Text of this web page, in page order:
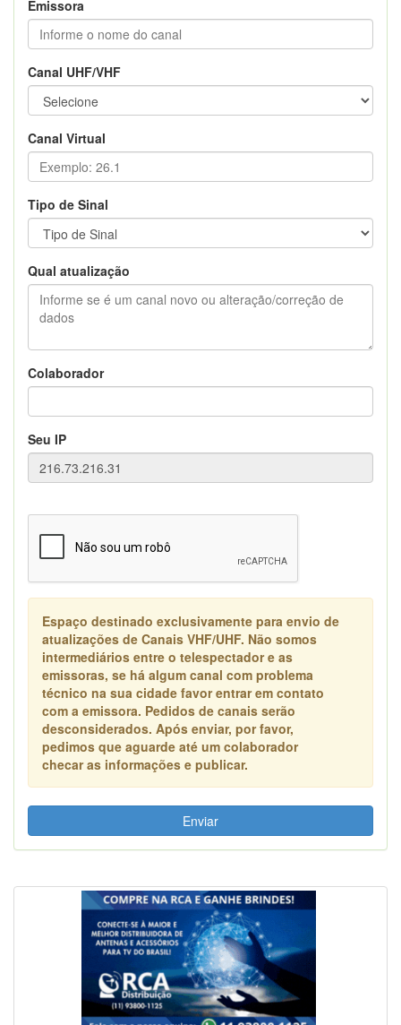
Emissora
Canal UHF/VHF
Canal Virtual
Tipo de Sinal
Qual atualização
Colaborador
Seu IP
Espaço destinado exclusivamente para envio de
atualizações de Canais VHF/UHF. Não somos
intermediários entre o telespectador e as
emissoras, se há algum canal com problema
técnico na sua cidade favor entrar em contato
com a emissora. Pedidos de canais serão
desconsiderados. Após enviar, por favor,
pedimos que aguarde até um colaborador
checar as informações e publicar.
Enviar